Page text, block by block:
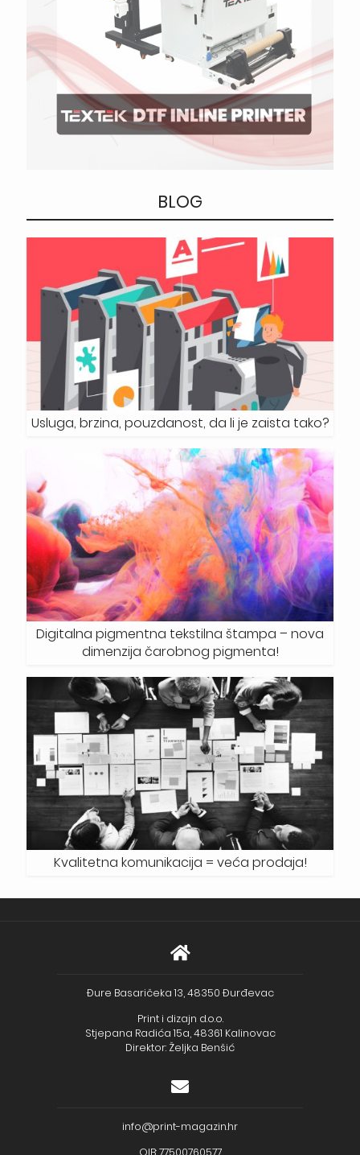
BLOG
Usluga, brzina, pouzdanost, da li je zaista tako?
Digitalna pigmentna tekstilna štampa – nova
dimenzija čarobnog pigmenta!
Kvalitetna komunikacija = veća prodaja!
Đure Basaričeka 13, 48350 Đurđevac
Print i dizajn d.o.o.
Stjepana Radića 15a, 48361 Kalinovac
Direktor: Željka Benšić
info@print-magazin.hr